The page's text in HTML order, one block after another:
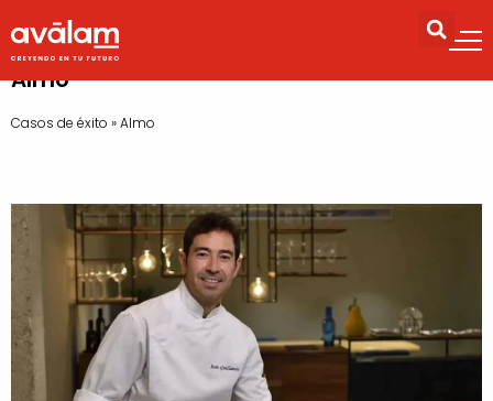
Almo
Casos de éxito »Almo